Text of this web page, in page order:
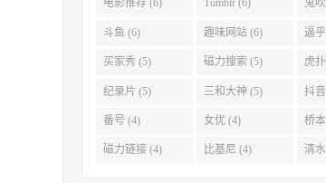
电影推荐 (6) Tumblr (6) 鬼
斗鱼 (6) 趣味网站 (6) 逼
买家秀 (5) 磁力搜索 (5) 虎
纪录片 (5) 三和大神 (5) 抖
番号 (4) 女优 (4) 桥
磁力链接 (4) 比基尼 (4) 清